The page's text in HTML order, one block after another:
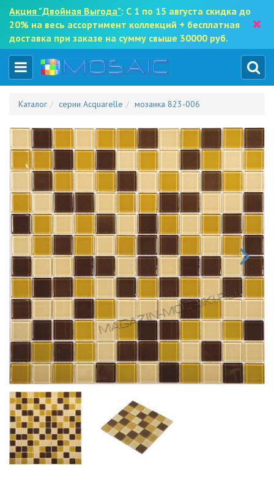
Акция "Двойная Выгода": С 1 по 15 августа скидка до
20% на весь ассортимент коллекций + бесплатная
доставка при заказе на сумму свыше 30000 руб.
×
Каталог серии Acquarelle мозаика 823-006